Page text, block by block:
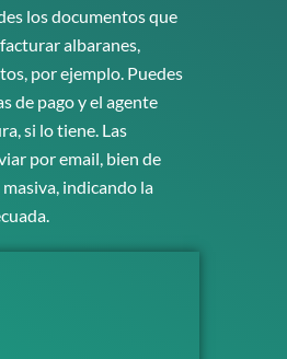
los documentos que
albaranes,
por ejemplo. Puedes
de pago y el agente
si lo tiene. Las
por email, bien de
indicando la